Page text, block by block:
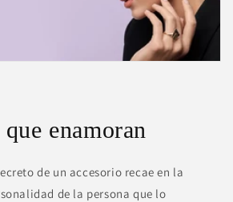
enamoran
de un accesorio recae en la
de la persona que lo